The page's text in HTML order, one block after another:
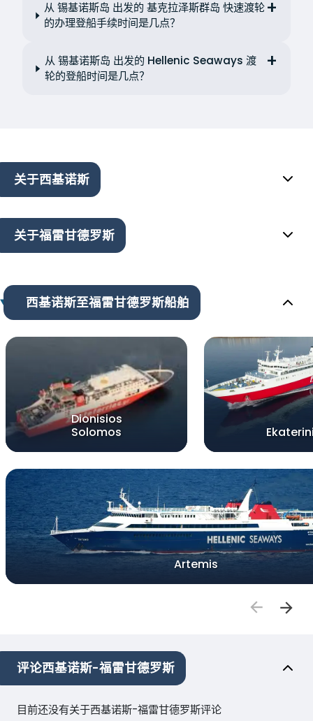
从 锡基诺斯岛 出发的 基克拉泽斯群岛 快速渡轮
的办理登船手续时间是几点？
从 锡基诺斯岛 出发的 Hellenic Seaways 渡
轮的登船时间是几点？
关于西基诺斯
关于福雷甘德罗斯
西基诺斯至福雷甘德罗斯船舶
Dionisios
Solomos
Artemis
评论西基诺斯-福雷甘德罗斯
目前还没有关于西基诺斯-福雷甘德罗斯评论